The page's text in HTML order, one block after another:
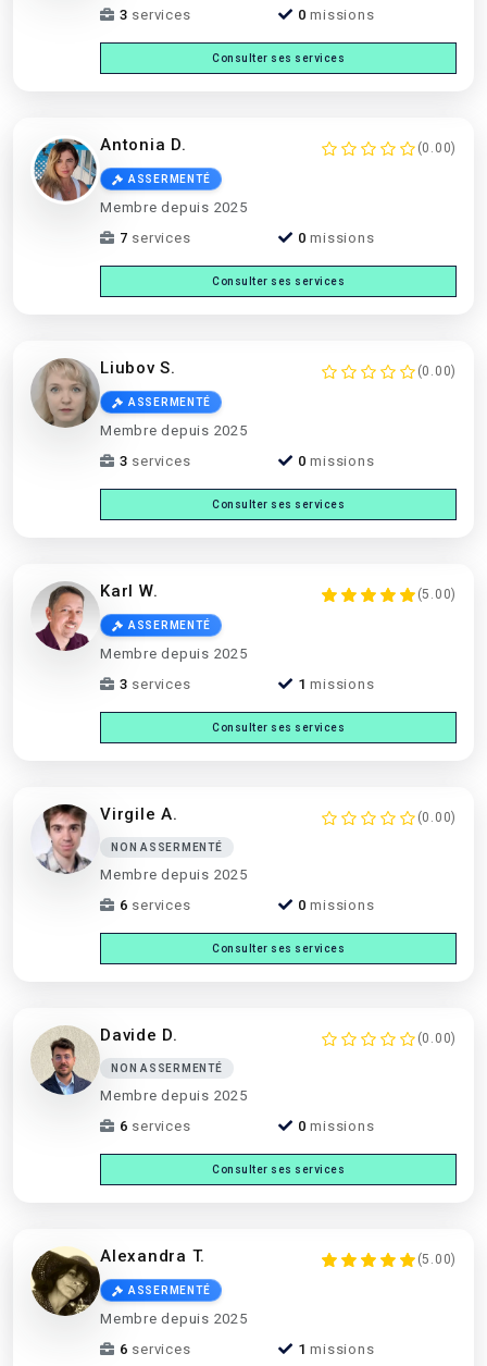
3 services 0 missions
Consulter ses services
Antonia D. (0.00)
ASSERMENTÉ
Membre depuis 2025
7 services 0 missions
Consulter ses services
Liubov S. (0.00)
ASSERMENTÉ
Membre depuis 2025
3 services 0 missions
Consulter ses services
Karl W. (5.00)
ASSERMENTÉ
Membre depuis 2025
3 services 1 missions
Consulter ses services
Virgile A. (0.00)
NON ASSERMENTÉ
Membre depuis 2025
6 services 0 missions
Consulter ses services
Davide D. (0.00)
NON ASSERMENTÉ
Membre depuis 2025
6 services 0 missions
Consulter ses services
Alexandra T. (5.00)
ASSERMENTÉ
Membre depuis 2025
6 services 1 missions